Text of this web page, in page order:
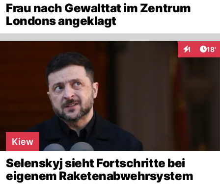
Frau nach Gewalttat im Zentrum
Londons angeklagt
1 18'
Kiew
Selenskyj sieht Fortschritte bei
eigenem Raketenabwehrsystem